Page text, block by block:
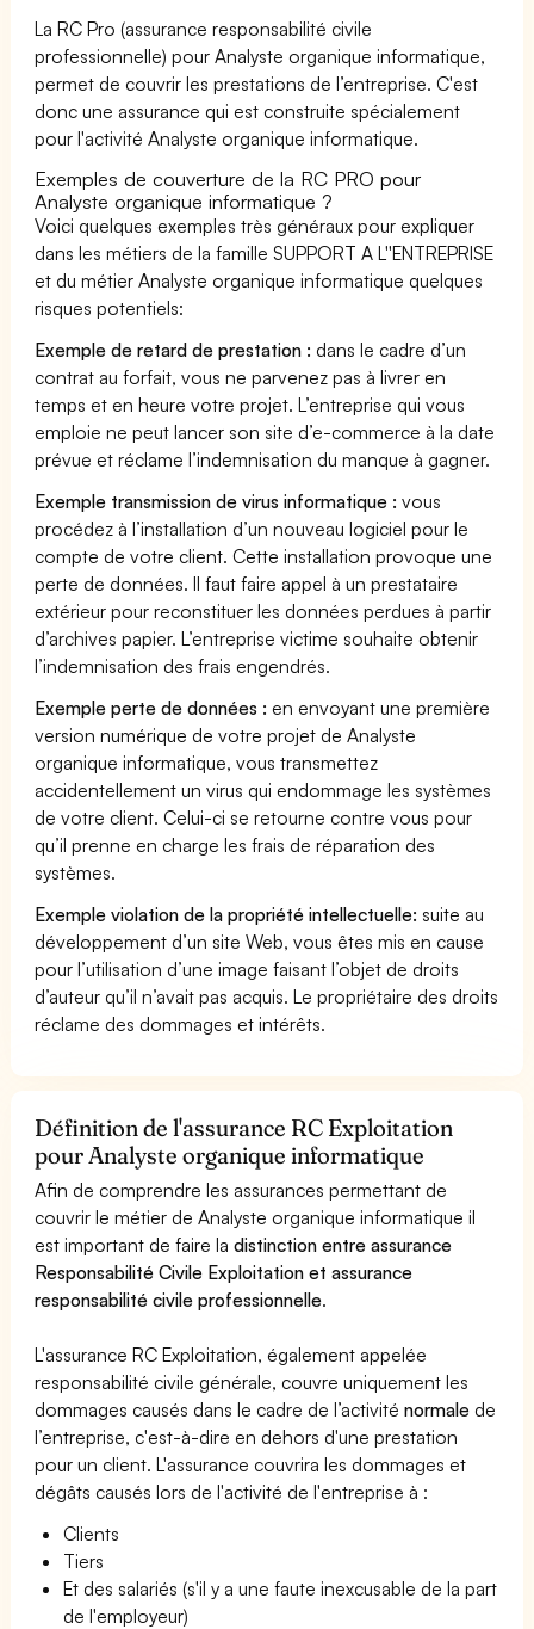
La RC Pro (assurance responsabilité civile
professionnelle) pour Analyste organique informatique,
permet de couvrir les prestations de l’entreprise. C'est
donc une assurance qui est construite spécialement
pour l'activité Analyste organique informatique.
Exemples de couverture de la RC PRO pour
Analyste organique informatique ?
Voici quelques exemples très généraux pour expliquer
dans les métiers de la famille SUPPORT A L''ENTREPRISE
et du métier Analyste organique informatique quelques
risques potentiels:
Exemple de retard de prestation : dans le cadre d’un
contrat au forfait, vous ne parvenez pas à livrer en
temps et en heure votre projet. L’entreprise qui vous
emploie ne peut lancer son site d’e-commerce à la date
prévue et réclame l’indemnisation du manque à gagner.
Exemple transmission de virus informatique : vous
procédez à l’installation d’un nouveau logiciel pour le
compte de votre client. Cette installation provoque une
perte de données. Il faut faire appel à un prestataire
extérieur pour reconstituer les données perdues à partir
d’archives papier. L’entreprise victime souhaite obtenir
l’indemnisation des frais engendrés.
Exemple perte de données : en envoyant une première
version numérique de votre projet de Analyste
organique informatique, vous transmettez
accidentellement un virus qui endommage les systèmes
de votre client. Celui-ci se retourne contre vous pour
qu’il prenne en charge les frais de réparation des
systèmes.
Exemple violation de la propriété intellectuelle: suite au
développement d’un site Web, vous êtes mis en cause
pour l’utilisation d’une image faisant l’objet de droits
d’auteur qu’il n’avait pas acquis. Le propriétaire des droits
réclame des dommages et intérêts.
Définition de l'assurance RC Exploitation
pour Analyste organique informatique
Afin de comprendre les assurances permettant de
couvrir le métier de Analyste organique informatique il
est important de faire ladistinction entre assurance
Responsabilité Civile Exploitation et assurance
responsabilité civile professionnelle.
L'assurance RC Exploitation, également appelée
responsabilité civile générale, couvre uniquement les
dommages causés dans le cadre de l’activiténormale de
l’entreprise, c'est-à-dire en dehors d'une prestation
pour un client. L'assurance couvrira les dommages et
dégâts causés lors de l'activité de l'entreprise à :
Clients
Tiers
Et des salariés (s'il y a une faute inexcusable de la part
de l'employeur)